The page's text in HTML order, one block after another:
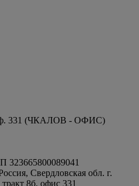
оф. 331 (ЧКАЛОВ - ОФИС)
Свердловская обл. г.
8б, офис 331